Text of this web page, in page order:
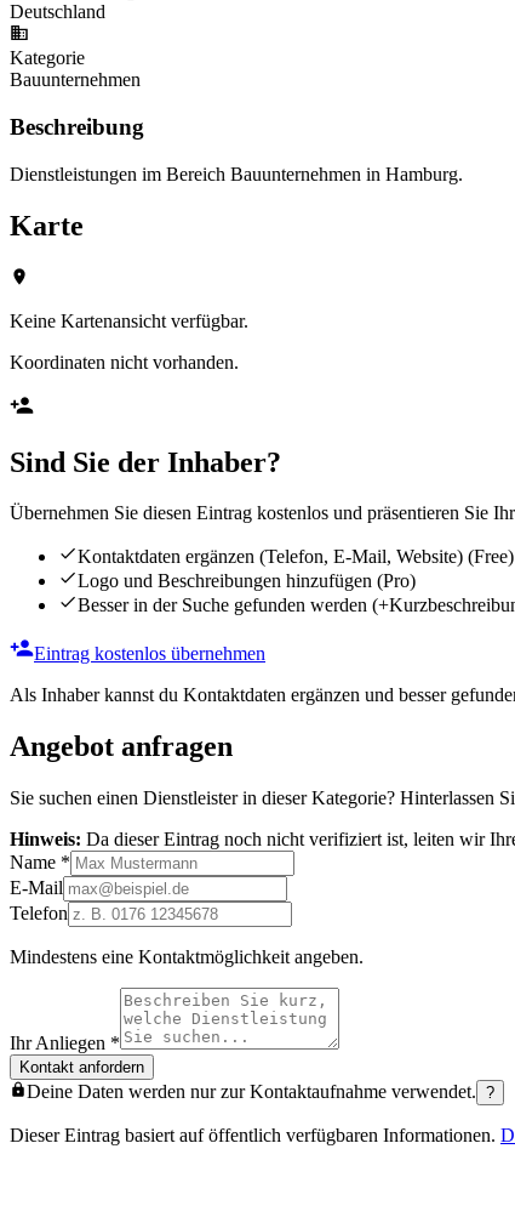
Deutschland
Kategorie
Bauunternehmen
Beschreibung
Dienstleistungen im Bereich Bauunternehmen in Hamburg.
Karte
Keine Kartenansicht verfügbar.
Koordinaten nicht vorhanden.
Sind Sie der Inhaber?
Übernehmen Sie diesen Eintrag kostenlos und präsentieren Sie
Kontaktdaten ergänzen (Telefon, E-Mail, Website) (Free)
Logo und Beschreibungen hinzufügen (Pro)
Besser in der Suche gefunden werden
Eintrag kostenlos übernehmen
Als Inhaber kannst du Kontaktdaten ergänzen und besser
Angebot anfragen
Sie suchen einen Dienstleister in dieser Kategorie? Hinterlassen
Hinweis: Da dieser Eintrag noch nicht verifiziert ist, leiten wir
Name *
E-Mail
Telefon
Mindestens eine Kontaktmöglichkeit angeben.
Ihr Anliegen *
Kontakt anfordern
Deine Daten werden nur zur Kontaktaufnahme verwendet. ?
Dieser Eintrag basiert auf öffentlich verfügbaren Informationen.